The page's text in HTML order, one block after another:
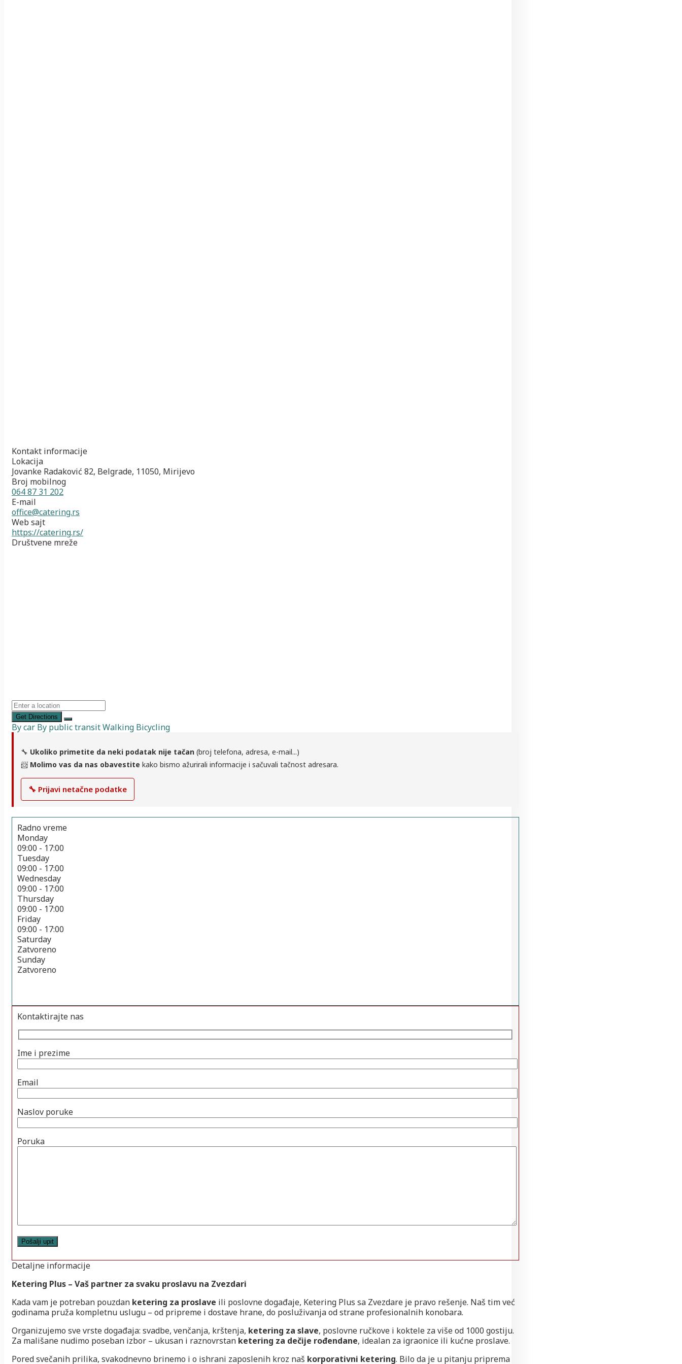
Kontakt informacije
Lokacija
Jovanke Radaković 82, Belgrade, 11050, Mirijevo
Broj mobilnog
064 87 31 202
E-mail
office@catering.rs
Web sajt
https://catering.rs/
Društvene mreže
Get Directions
By car By public transitWalking Bicycling
🔧 Ukoliko primetite da neki podatak nije tačan (broj telefona, adresa, e-mail...)
📨 Molimo vas da nas obavestite kako bismo ažurirali informacije i sačuvali tačnost adresara.
🔧 Prijavi netačne podatke
Radno vreme
Monday
09:00 - 17:00
Tuesday
09:00 - 17:00
Wednesday
09:00 - 17:00
Thursday
09:00 - 17:00
Friday
09:00 - 17:00
Saturday
Zatvoreno
Sunday
Zatvoreno
Kontaktirajte nas
Ime i prezime
Email
Naslov poruke
Poruka
Detaljne informacije
Ketering Plus – Vaš partner za svaku proslavu na Zvezdari
Kada vam je potreban pouzdan ketering za proslave ili poslovne događaje, Ketering Plus sa Zvezdare je pravo rešenje. Naš tim već
godinama pruža kompletnu uslugu – od pripreme i dostave hrane, do posluživanja od strane profesionalnih konobara.
Organizujemo sve vrste događaja: svadbe, venčanja, krštenja, ketering za slave, poslovne ručkove i koktele za više od 1000 gostiju.
Za mališane nudimo poseban izbor – ukusan i raznovrstan ketering za dečije rođendane, idealan za igraonice ili kućne proslave.
Pored svečanih prilika, svakodnevno brinemo i o ishrani zaposlenih kroz naš korporativni ketering. Bilo da je u pitanju priprema